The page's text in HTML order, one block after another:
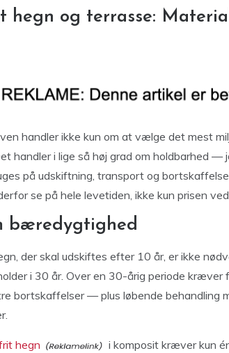
hegn og terrasse:
handler ikke kun om at vælge det mest
handler i lige så høj grad om holdbarhed —
på udskiftning, transport og
se på hele levetiden, ikke kun prisen
bæredygtighed
der skal udskiftes efter 10 år, er ikke
i 30 år. Over en 30-årig periode
bortskaffelser — plus løbende behandling
hegn
i komposit kræver kun